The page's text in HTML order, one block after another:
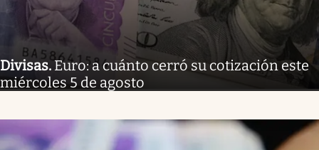
Divisas.Euro: a cuánto cerró su cotización este
miércoles 5 de agosto